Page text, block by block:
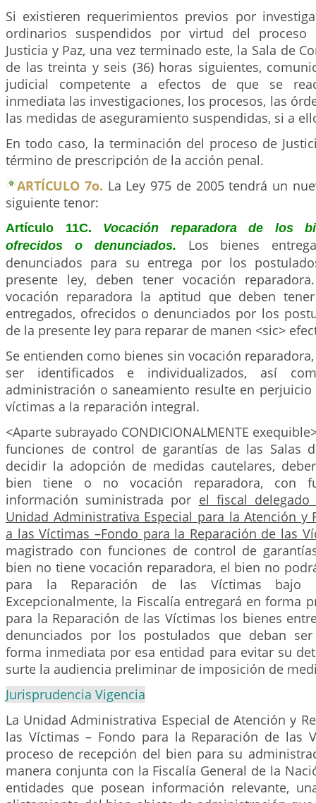
Si existieren requerimientos previos por
ordinarios suspendidos por virtud del proceso
Justicia y Paz, una vez terminado este, la Sala de
de las treinta y seis (36) horas siguientes,
judicial competente a efectos de que se
inmediata las investigaciones, los procesos, las
las medidas de aseguramiento suspendidas, si a
En todo caso, la terminación del proceso de
término de prescripción de la acción penal.
ARTÍCULO 7o. La Ley 975 de 2005 tendrá un
siguiente tenor:
Artículo 11C. Vocación reparadora de los
ofrecidos o denunciados. Los bienes
denunciados para su entrega por los
presente ley, deben tener vocación
vocación reparadora la aptitud que deben
entregados, ofrecidos o denunciados por los
de la presente ley para reparar de manen <sic>
Se entienden como bienes sin vocación
ser identificados e individualizados, así
administración o saneamiento resulte en
víctimas a la reparación integral.
<Aparte subrayado CONDICIONALMENTE
funciones de control de garantías de las Salas
decidir la adopción de medidas cautelares,
bien tiene o no vocación reparadora, con
información suministrada por el fiscal
Unidad Administrativa Especial para la Atención y
a las Víctimas –Fondo para la Reparación de las
magistrado con funciones de control de
bien no tiene vocación reparadora, el bien no
para la Reparación de las Víctimas bajo
Excepcionalmente, la Fiscalía entregará en forma
para la Reparación de las Víctimas los bienes
denunciados por los postulados que deban
forma inmediata por esa entidad para evitar su
surte la audiencia preliminar de imposición de
Jurisprudencia Vigencia
La Unidad Administrativa Especial de Atención y
las Víctimas – Fondo para la Reparación de las
proceso de recepción del bien para su
manera conjunta con la Fiscalía General de la
entidades que posean información relevante,